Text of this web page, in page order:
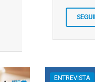
ENTREVISTA